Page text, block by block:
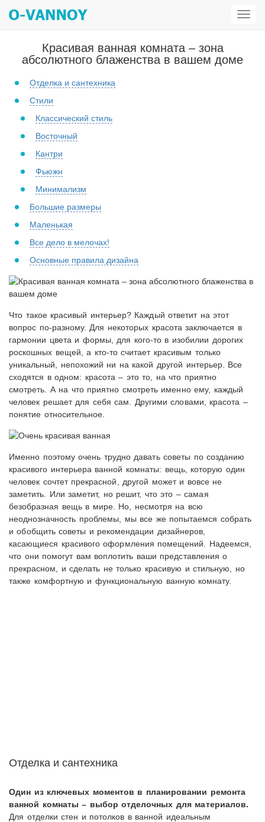
Красивая ванная комната – зона
абсолютного блаженства в вашем доме
Отделка и сантехника
Стили
Классический стиль
Восточный
Кантри
Фьюжн
Минимализм
Большие размеры
Маленькая
Все дело в мелочах!
Основные правила дизайна
Что такое красивый интерьер? Каждый ответит на этот
вопрос по-разному. Для некоторых красота заключается в
гармонии цвета и формы, для кого-то в изобилии дорогих
роскошных вещей, а кто-то считает красивым только
уникальный, непохожий ни на какой другой интерьер. Все
сходятся в одном: красота – это то, на что приятно
смотреть. А на что приятно смотреть именно ему, каждый
человек решает для себя сам. Другими словами, красота –
понятие относительное.
Именно поэтому очень трудно давать советы по созданию
красивого интерьера ванной комнаты: вещь, которую один
человек сочтет прекрасной, другой может и вовсе не
заметить. Или заметит, но решит, что это – самая
безобразная вещь в мире. Но, несмотря на всю
неоднозначность проблемы, мы все же попытаемся собрать
и обобщить советы и рекомендации дизайнеров,
касающиеся красивого оформления помещений. Надеемся,
что они помогут вам воплотить ваши представления о
прекрасном, и сделать не только красивую и стильную, но
также комфортную и функциональную ванную комнату.
Отделка и сантехника
Один из ключевых моментов в планировании ремонта
ванной комнаты – выбор отделочных для материалов.
Для отделки стен и потолков в ванной идеальным